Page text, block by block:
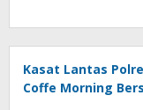
Kasat Lantas
Coffe Morning